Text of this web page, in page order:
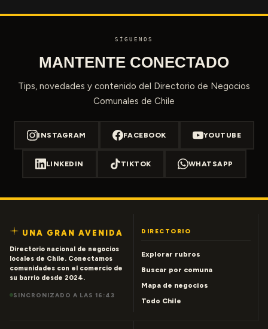
SÍGUENOS
MANTENTE CONECTADO
Tips, novedades y contenido del Directorio de Negocios
Comunales de Chile
INSTAGRAM FACEBOOK YOUTUBE
LINKEDIN TIKTOK WHATSAPP
UNA GRAN AVENIDA
Directorio nacional de negocios
locales de Chile. Conectamos
comunidades con el comercio de
su barrio desde 2024.
SINCRONIZADO A LAS 16:43
DIRECTORIO
Explorar rubros
Buscar por comuna
Mapa de negocios
Todo Chile